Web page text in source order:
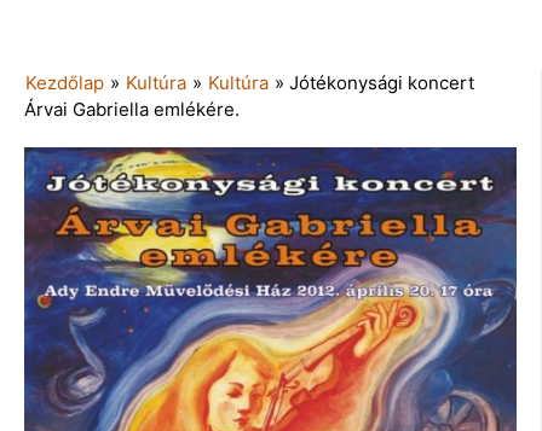
Kezdőlap » Kultúra » Kultúra » Jótékonysági koncert
Árvai Gabriella emlékére.